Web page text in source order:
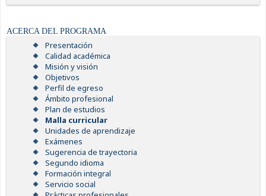
ACERCA DEL PROGRAMA
Presentación
Calidad académica
Misión y visión
Objetivos
Perfil de egreso
Ámbito profesional
Plan de estudios
Malla curricular
Unidades de aprendizaje
Exámenes
Sugerencia de trayectoria
Segundo idioma
Formación integral
Servicio social